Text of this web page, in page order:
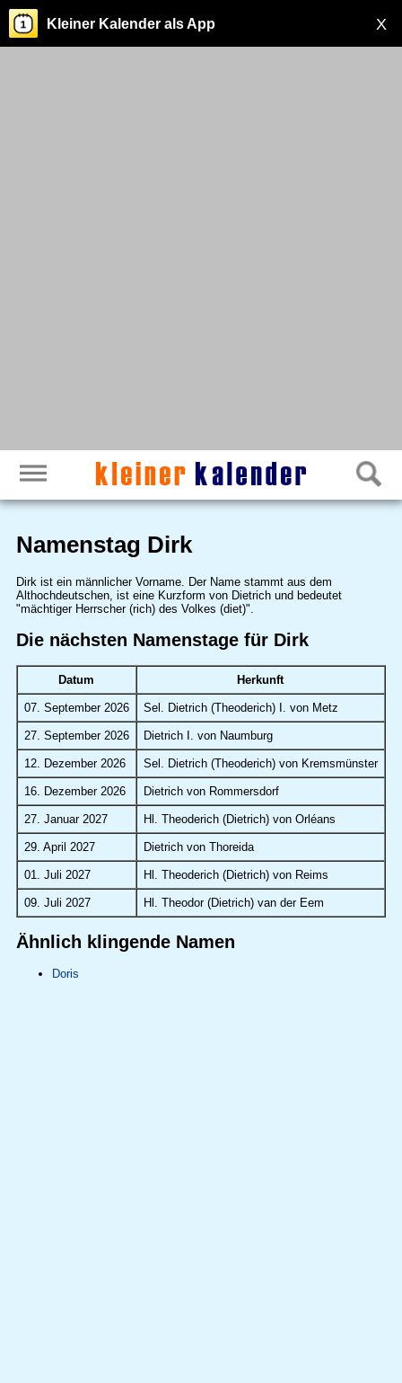
X
Kleiner Kalender als App
Namenstag Dirk
Dirk ist ein männlicher Vorname. Der Name stammt aus dem
Althochdeutschen, ist eine Kurzform von Dietrich und bedeutet
"mächtiger Herrscher (rich) des Volkes (diet)".
Die nächsten Namenstage für Dirk
Datum Herkunft
07. September 2026 Sel. Dietrich (Theoderich) I. von Metz
27. September 2026 Dietrich I. von Naumburg
12. Dezember 2026 Sel. Dietrich (Theoderich) von Kremsmünster
16. Dezember 2026 Dietrich von Rommersdorf
27. Januar 2027 Hl. Theoderich (Dietrich) von Orléans
29. April 2027 Dietrich von Thoreida
01. Juli 2027 Hl. Theoderich (Dietrich) von Reims
09. Juli 2027 Hl. Theodor (Dietrich) van der Eem
Ähnlich klingende Namen
Doris